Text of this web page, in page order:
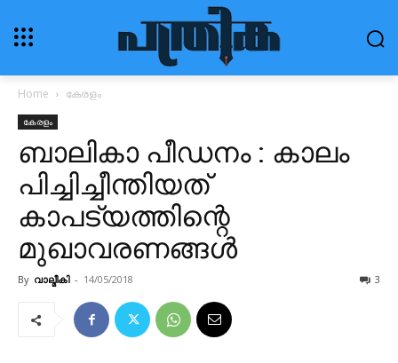
Home കേരളം
കേരളം
ബാലികാ പീഡനം : കാലം
പിച്ചിച്ചീന്തിയത്
കാപട്യത്തിന്റെ
മുഖാവരണങ്ങള്‍
By വാല്മീകി - 14/05/2018 3